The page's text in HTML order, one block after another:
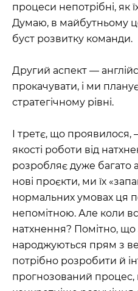
процеси непотрібні, як
Думаю, в майбутньому
буст розвитку команди.
Другий аспект —
прокачувати, і ми
стратегічному рівні.
І третє, що проявилося,
якості роботи від
розробляє дуже багато
нові проєкти, ми їх
нормальних умовах ця
непомітною. Але коли
натхнення? Помітно, що
народжуються прям з
потрібно розробити й
прогнозований